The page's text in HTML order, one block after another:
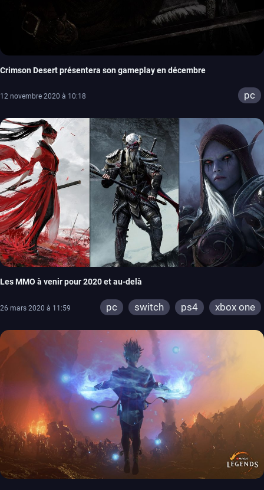
Crimson Desert présentera son gameplay en décembre
12 novembre 2020 à 10:18 pc
Les MMO à venir pour 2020 et au-delà
26 mars 2020 à 11:59 pc switch ps4 xbox one